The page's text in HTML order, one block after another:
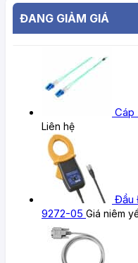
ĐANG GIẢM GIÁ
Cáp
Liên hệ
Đầu
9272-05 Giá niêm